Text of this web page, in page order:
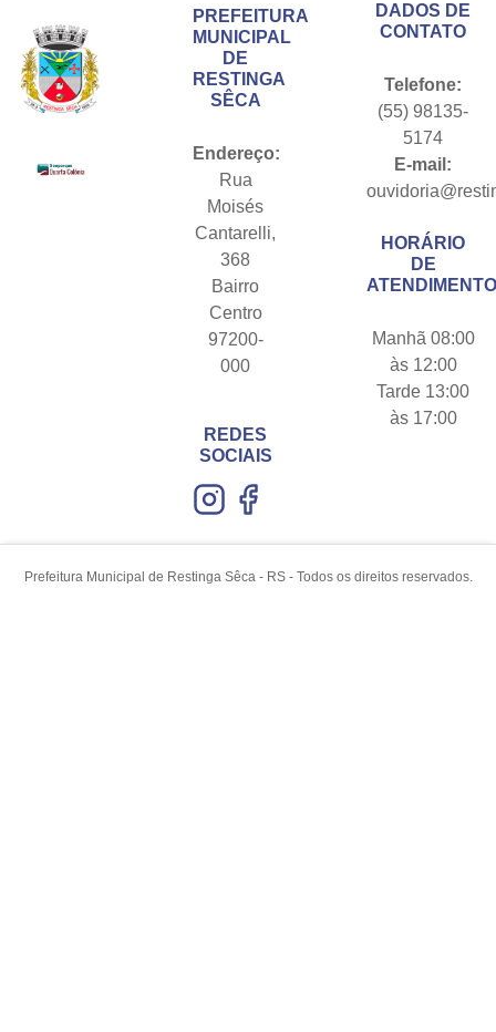
PREFEITURA
MUNICIPAL
DE
RESTINGA
SÊCA
Endereço:
Rua
Moisés
Cantarelli,
368
Bairro
Centro
97200-
000
REDES
SOCIAIS
DADOS DE
CONTATO
Telefone:
(55) 98135-
5174
E-mail:
HORÁRIO
DE
Manhã 08:00
às 12:00
Tarde 13:00
às 17:00
Prefeitura Municipal de Restinga Sêca - RS - Todos os direitos reservados.